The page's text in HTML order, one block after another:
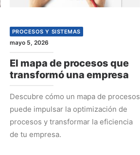
PROCESOS Y SISTEMAS
mayo 5, 2026
El mapa de procesos que
transformó una empresa
Descubre cómo un mapa de procesos
puede impulsar la optimización de
procesos y transformar la eficiencia
de tu empresa.